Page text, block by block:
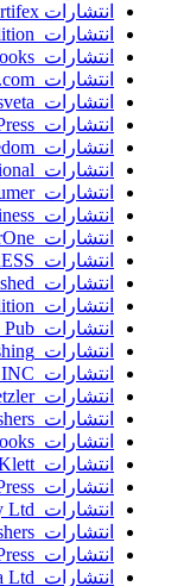
انتشارات ‎ CADArtifex
انتشارات CRC Press; 2nd Edition
انتشارات E-Kitap Projesi & Cheapest Books
انتشارات eBookIt.com
انتشارات Editions Prosveta
انتشارات Fair Winds Press
انتشارات Freedom
انتشارات Gulf Professional
انتشارات Hans Beumer
انتشارات HarperBusiness
انتشارات HarperOne
انتشارات IDEA BITE PRESS
انتشارات Independently published
انتشارات ITGP; Two edition
انتشارات Iwa Pub
انتشارات IWA Publishing
انتشارات J ROSS PUB INC
انتشارات J.B. Metzler
انتشارات JP Medical Publishers
انتشارات Katherine Tegen Books
انتشارات Klett
انتشارات Lotus Press
انتشارات Mosby Ltd
انتشارات New Society Publishers
انتشارات Open University Press
انتشارات Pavilion Publishing and Media Ltd